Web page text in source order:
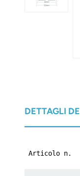
DETTAGLI
Articolo n.